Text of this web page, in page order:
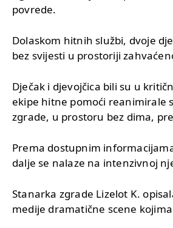
povrede.
Dolaskom hitnih službi, dvoje
bez svijesti u prostoriji
Dječak i djevojčica bili su u
ekipe hitne pomoći reanimirale
zgrade, u prostoru bez dima,
Prema dostupnim
dalje se nalaze na intenzivnoj
Stanarka zgrade Lizelot K.
medije dramatične scene